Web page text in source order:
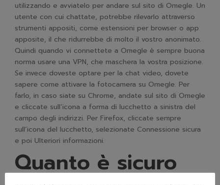
utilizzando e avviatelo per andare sul sito di Omegle. Un
utente con cui chattate, potrebbe rilevarlo attraverso
strumenti appositi, come estensioni per browser o app
apposite, il che ridurrebbe di molto il vostro anonimato.
Quindi quando vi connettete a Omegle è sempre buona
norma usare una VPN, che maschera la vostra posizione.
Se invece doveste optare per la chat video, dovete
sapere come attivare la fotocamera su Omegle. Per
farlo, in caso siate su Chrome, andate sul sito di Omegle
e cliccate sull’icona a forma di lucchetto a sinistra del
campo degli indirizzi. Per Firefox, cliccate sempre
sull’icona del lucchetto, selezionate Connessione sicura
e poi Ulteriori informazioni.
Quanto è sicuro